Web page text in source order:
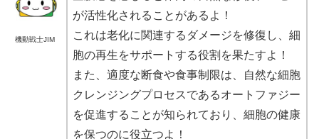
機動戦士JIM
が活性化されることがあるよ！
これは老化に関連するダメージを修復し、細
胞の再生をサポートする役割を果たすよ！
また、適度な断食や食事制限は、自然な細胞
クレンジングプロセスであるオートファジー
を促進することが知られており、細胞の健康
を保つのに役立つよ！